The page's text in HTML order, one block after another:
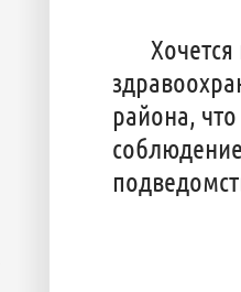
Хочется
района,